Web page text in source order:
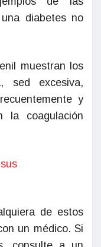
diabetes no
muestran los
sed excesiva,
y
la coagulación
de estos
un médico. Si